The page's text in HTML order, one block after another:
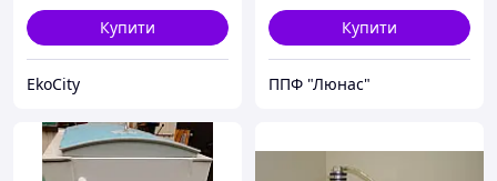
Купити
EkoCity
Купити
ППФ "Люнас"